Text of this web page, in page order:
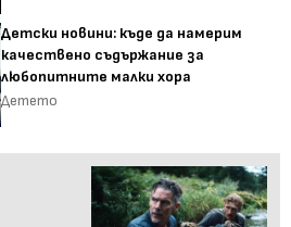
Детски новини: къде да намерим
качествено съдържание за
любопитните малки хора
Детето